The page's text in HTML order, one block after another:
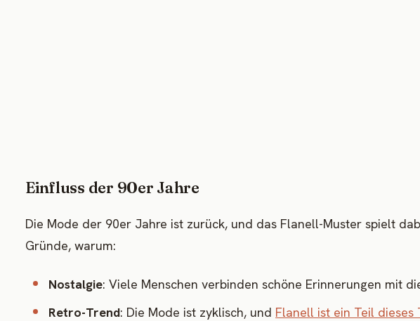
Einfluss der 90er Jahre
Die Mode der 90er Jahre ist zurück, und das Flanell-Muster spielt
Gründe, warum:
Nostalgie: Viele Menschen verbinden schöne Erinnerungen mit
Retro-Trend: Die Mode ist zyklisch, und Flanell ist ein Teil dieses